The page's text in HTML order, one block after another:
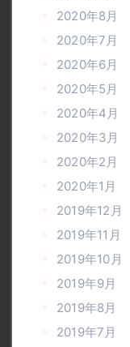
2020年8月
2020年7月
2020年6月
2020年5月
2020年4月
2020年3月
2020年2月
2020年1月
2019年12月
2019年11月
2019年10月
2019年9月
2019年8月
2019年7月